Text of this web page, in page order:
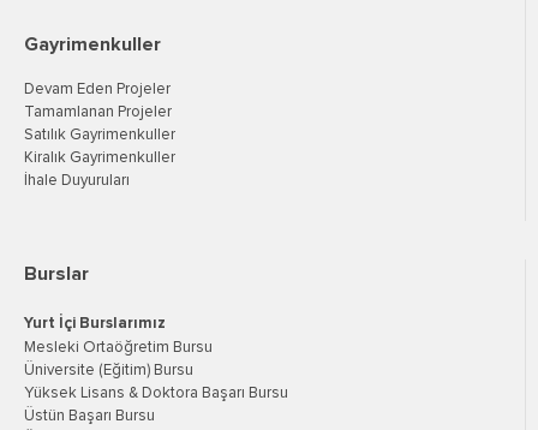
Gayrimenkuller
Devam Eden Projeler
Tamamlanan Projeler
Satılık Gayrimenkuller
Kiralık Gayrimenkuller
İhale Duyuruları
Burslar
Yurt İçi Burslarımız
Mesleki Ortaöğretim Bursu
Üniversite (Eğitim) Bursu
Yüksek Lisans & Doktora Başarı Bursu
Üstün Başarı Bursu